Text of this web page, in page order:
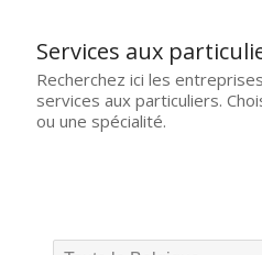
Services aux
Recherchez ici les
services aux particuliers.
ou une spécialité.